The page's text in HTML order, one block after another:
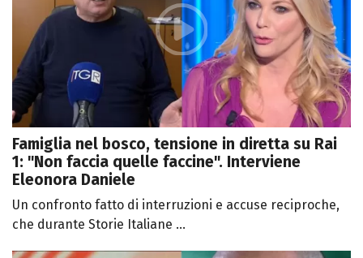
Famiglia nel bosco, tensione in diretta su Rai
1: "Non faccia quelle faccine". Interviene
Eleonora Daniele
Un confronto fatto di interruzioni e accuse reciproche,
che durante Storie Italiane ...